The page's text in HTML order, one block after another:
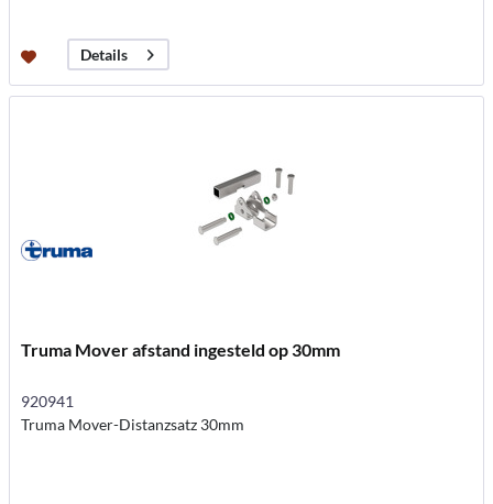
Details
Truma Mover afstand ingesteld op 30mm
920941
Truma Mover-Distanzsatz 30mm